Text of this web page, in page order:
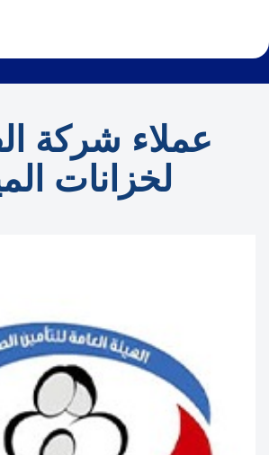
عملاء شركة
لخزانات